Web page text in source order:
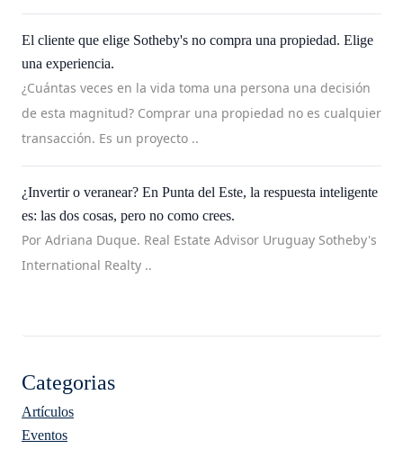
El cliente que elige Sotheby's no compra una propiedad. Elige
una experiencia.
¿Cuántas veces en la vida toma una persona una decisión
de esta magnitud? Comprar una propiedad no es cualquier
transacción. Es un proyecto ..
¿Invertir o veranear? En Punta del Este, la respuesta inteligente
es: las dos cosas, pero no como crees.
Por Adriana Duque. Real Estate Advisor Uruguay Sotheby's
International Realty ..
Categorias
Artículos
Eventos